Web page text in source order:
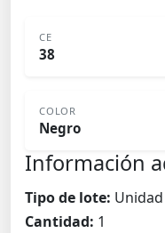
CE
38
COLOR
Negro
Información
Tipo de lote: Unidad
Cantidad: 1